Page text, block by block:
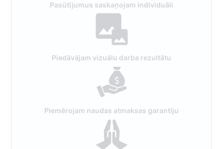
Pasūtījumus saskaņojam individuāli
Piedāvājam vizuālu darba rezultātu
Piemērojam naudas atmaksas garantiju